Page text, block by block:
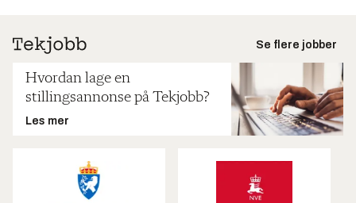
Se flere jobber
Hvordan lage en
stillingsannonse på Tekjobb?
Les mer